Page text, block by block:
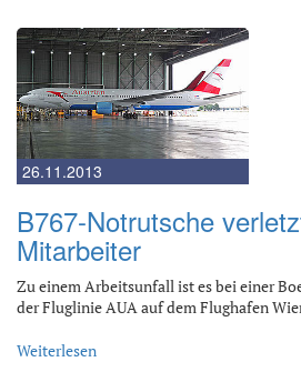
26.11.2013
B767-Notrutsche
Mitarbeiter
Zu einem Arbeitsunfall ist es bei einer
der Fluglinie AUA auf dem Flughafen
Weiterlesen